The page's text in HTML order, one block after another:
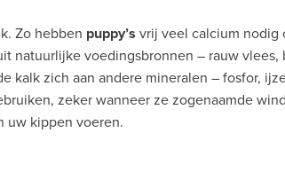
Zo hebben puppy’s vrij veel calcium nodig
voedingsbronnen – rauw
zich aan andere mineralen – fosfor,
zeker wanneer ze zogenaamde
uw kippen voeren.